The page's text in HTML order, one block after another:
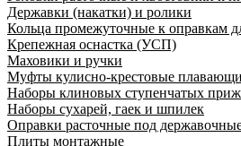
Державки (накатки) и ролики
Кольца промежуточные к оправкам
Крепежная оснастка (УСП)
Маховики и ручки
Муфты кулисно-крестовые
Наборы клиновых ступенчатых
Наборы сухарей, гаек и шпилек
Оправки расточные под
Плиты монтажные